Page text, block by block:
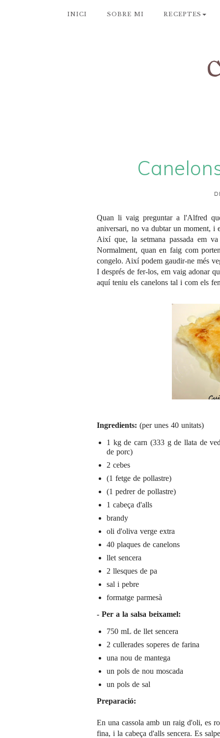
INICI SOBRE MI RECEPTES
Quan li vaig preguntar a l'Alfred
aniversari, no va dubtar un moment, i
Així que, la setmana passada em
Normalment, quan en faig com
congelo. Així podem gaudir-ne més
I després de fer-los, em vaig adonar
aquí teniu els canelons tal i com els
Ingredients: (per unes 40 unitats)
1 kg de carn (333 g de llata de
de porc)
2 cebes
(1 fetge de pollastre)
(1 pedrer de pollastre)
1 cabeça d'alls
brandy
oli d'oliva verge extra
40 plaques de canelons
llet sencera
2 llesques de pa
sal i pebre
formatge parmesà
- Per a la salsa beixamel:
750 mL de llet sencera
2 cullerades soperes de farina
una nou de mantega
un pols de nou moscada
un pols de sal
Preparació:
En una cassola amb un raig d'oli, es
fina, i la cabeça d'alls sencera. Es